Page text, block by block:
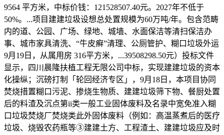
9564 平方米，中标价钱：121528507.40元。2027年不低于
50%。...项目建建垃圾设想总处置规模为60万吨/年。包含范畴
内的道、公园、广场、绿地、城墙、水面保洁等清扫保洁办
事、城市家具清洗、“牛皮癣”清理、公厕管护、糊口垃圾外运
9月19日，从属用房 316平方米，...39508298.50元）投标文件
显示，四川晨隆扶植工程无限公司中标，实现建建垃圾的资本
化操纵；沉磅打制「轮回经济专区」，9月18日，本项目协同
焚烧措置糊口污泥、掺烧生物质、建建垃圾筛下物、餐厨处置
后的料渣及沉点第ii类一般工业固体废料及名录中宽免准入糊
口垃圾焚烧厂焚烧类此外固体废料（例如：高温蒸煮后的医疗
垃圾、烧毁农药瓶等③建建土方、工程渣土、建建垃圾应及时